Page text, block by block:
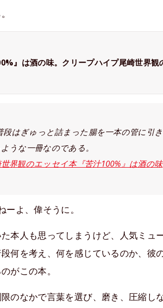
』は酒の味。クリープハイプ尾崎世界
段はぎゅっと詰まった腸を一本の管に引
うな一冊なのである。
界観のエッセイ本『苦汁100%』は酒の味
よ、偉そうに。
本人も思ってしまうけど、人気ミュ
何を考え、何を感じているのか、彼
がこの本。
のなかで言葉を選び、磨き、圧縮し